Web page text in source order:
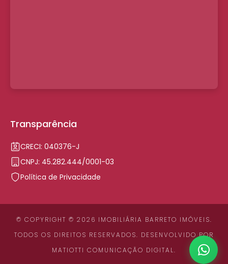
Transparência
CRECI: 040376-J
CNPJ: 45.282.444/0001-03
Política de Privacidade
© COPYRIGHT © 2026 IMOBILIÁRIA BARRETO IMÓVEIS.
TODOS OS DIREITOS RESERVADOS. DESENVOLVIDO POR
MATIOTTI COMUNICAÇÃO DIGITAL.